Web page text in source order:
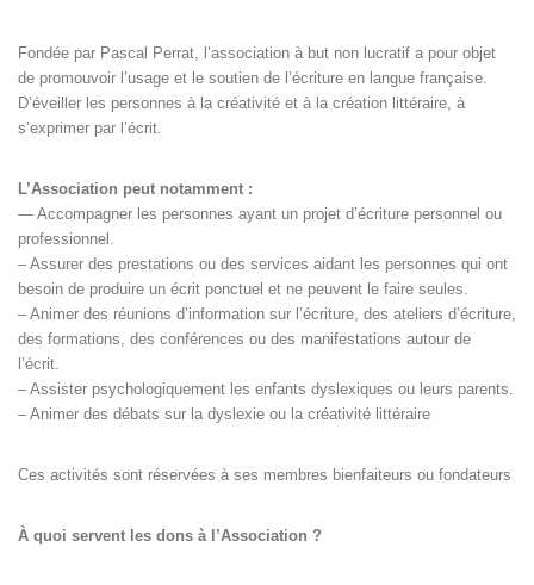
Fondée par Pascal Perrat, l’association à but non lucratif a pour objet
de promouvoir l’usage et le soutien de l’écriture en langue française.
D’éveiller les personnes à la créativité et à la création littéraire, à
s’exprimer par l’écrit.
L’Association peut notamment :
— Accompagner les personnes ayant un projet d’écriture personnel ou
professionnel.
– Assurer des prestations ou des services aidant les personnes qui ont
besoin de produire un écrit ponctuel et ne peuvent le faire seules.
– Animer des réunions d’information sur l’écriture, des ateliers d’écriture,
des formations, des conférences ou des manifestations autour de
l’écrit.
– Assister psychologiquement les enfants dyslexiques ou leurs parents.
– Animer des débats sur la dyslexie ou la créativité littéraire
Ces activités sont réservées à ses membres bienfaiteurs ou fondateurs
À quoi servent les dons à l’Association ?